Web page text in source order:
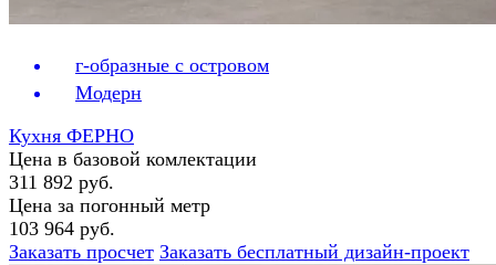
г-образные с островом
Модерн
Кухня ФЕРНО
Цена в базовой комлектации
311 892 руб.
Цена за погонный метр
103 964 руб.
Заказать просчет Заказать бесплатный дизайн-проект